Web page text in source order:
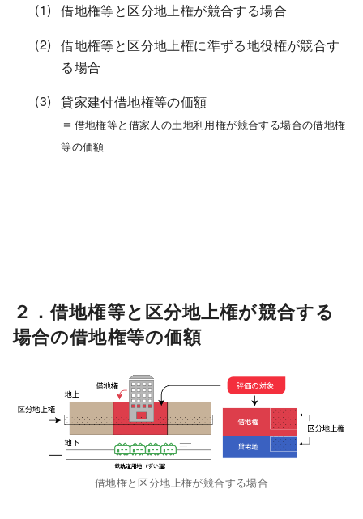
借地権等と区分地上権が競合する場合
借地権等と区分地上権に準ずる地役権が競合す
る場合
貸家建付借地権等の価額
＝ 借地権等と借家人の土地利用権が競合する場合の借地権
等の価額
２．借地権等と区分地上権が競合する
場合の借地権等の価額
借地権と区分地上権が競合する場合